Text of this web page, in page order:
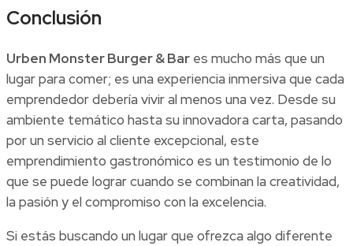
Conclusión
Urben Monster Burger & Bar es mucho más que un
lugar para comer; es una experiencia inmersiva que cada
emprendedor debería vivir al menos una vez. Desde su
ambiente temático hasta su innovadora carta, pasando
por un servicio al cliente excepcional, este
emprendimiento gastronómico es un testimonio de lo
que se puede lograr cuando se combinan la creatividad,
la pasión y el compromiso con la excelencia.
Si estás buscando un lugar que ofrezca algo diferente